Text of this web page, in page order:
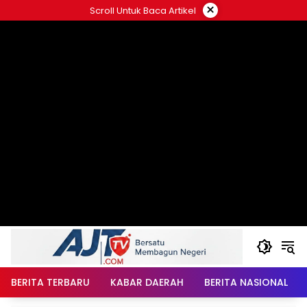
ke
Scroll Untuk Baca Artikel ×
BERITA TERBARU KABAR DAERAH BERITA NASIONAL